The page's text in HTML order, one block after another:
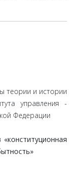
теории и истории
управления -
Федерации